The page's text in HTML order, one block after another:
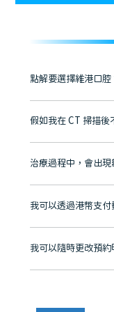
點解要選擇維港口腔
維港口腔踐行「醫道
牌」、「2025香港企
至今已服務超過三十
市市民極高的口碑評價
有咨詢及服務保障中心
假如我在 CT 掃描後
不會！只要未開始實
治療過程中，會出
不會，治療前我們會
我可以透過港幣支付
可以。維港口腔會按
我可以隨時更改預約
可以，請盡早通過